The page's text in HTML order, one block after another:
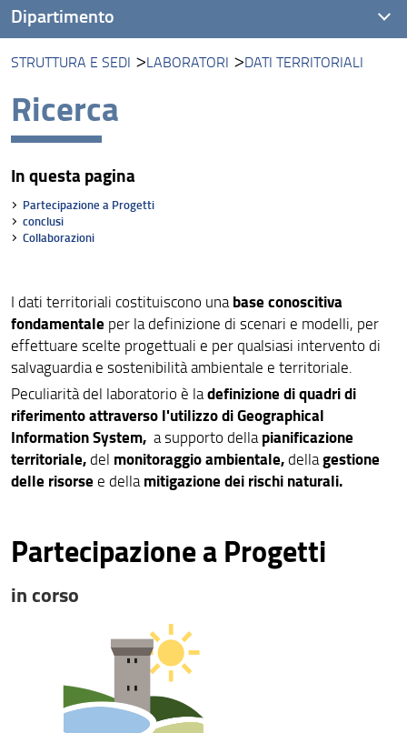
STRUTTURA E SEDI LABORATORI DATI TERRITORIALI
Ricerca
In questa pagina
Partecipazione a Progetti
conclusi
Collaborazioni
I dati territoriali costituiscono unabase conoscitiva
fondamentale per la definizione di scenari e modelli, per
effettuare scelte progettuali e per qualsiasi intervento di
salvaguardia e sostenibilità ambientale e territoriale.
Peculiarità del laboratorio è ladefinizione di quadri di
riferimento attraverso l'utilizzo di Geographical
Information System, a supporto dellapianificazione
territoriale,del monitoraggio ambientale,dellagestione
delle risorse e dellamitigazione dei rischi naturali.
Partecipazione a Progetti
in corso
Dipartimento
Visione
Missione
Assicurazione della Qualità
Organizzazione
Persone
Bandi e avvisi
Area riservata